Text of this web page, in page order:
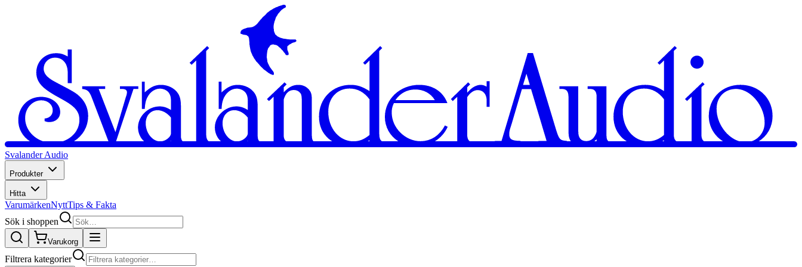
Svalander Audio
Produkter
Hitta
VarumärkenNyttTips & Fakta
Sök i shoppen
Varukorg
Filtrera kategorier